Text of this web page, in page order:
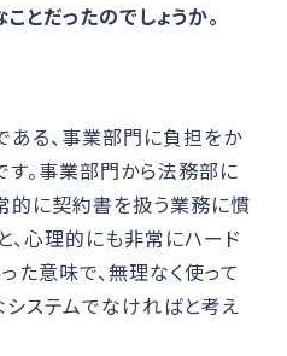
とだったのでしょうか。
ある、事業部門に負担をか
す。事業部門から法務部に
的に契約書を扱う業務に慣
、心理的にも非常にハード
た意味で、無理なく使って
システムでなければと考え